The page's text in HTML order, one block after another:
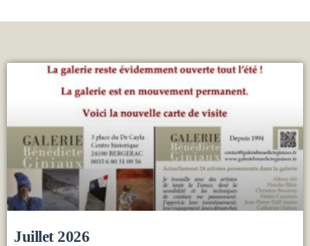
Juillet 2026